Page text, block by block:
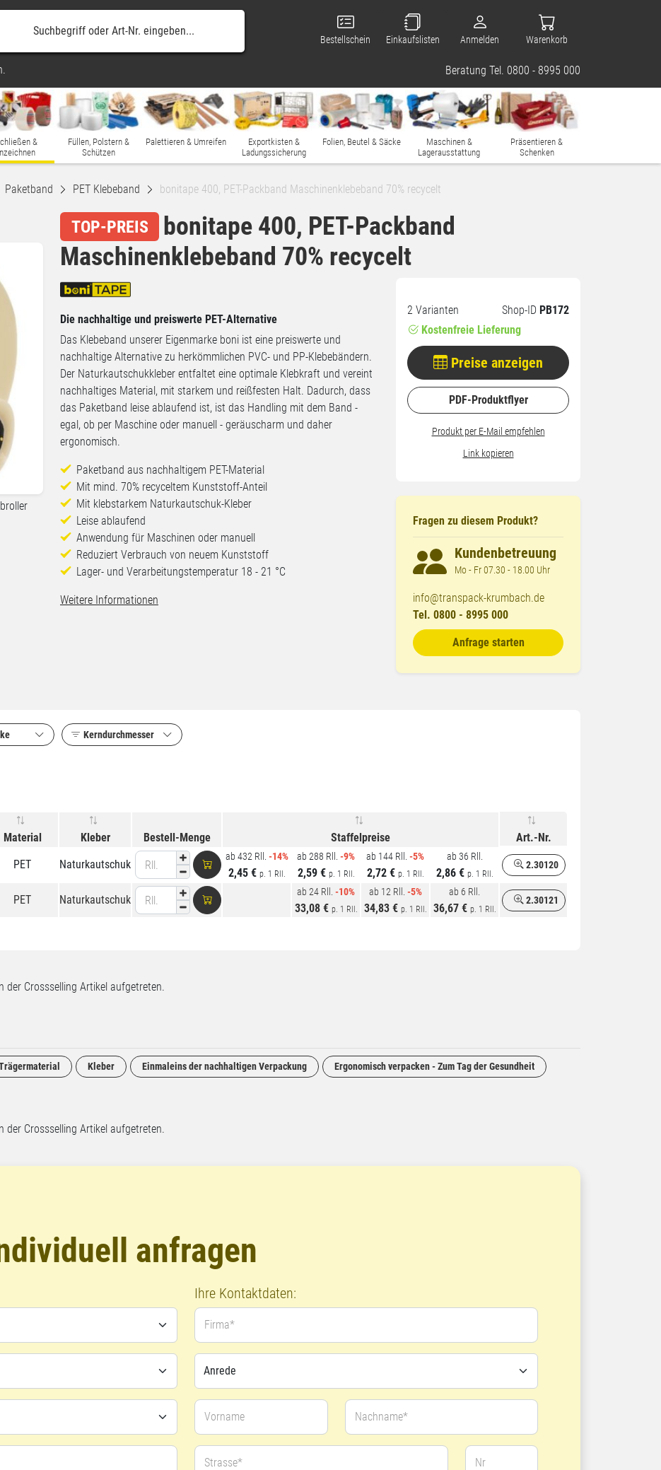
Bestellschein Einkaufslisten Anmelden Warenkorb
Beratung Tel. 0800 - 8995 000
&
Füllen, Polstern &
Schützen
Palettieren & Umreifen
Exportkisten &
Ladungssicherung
Folien, Beutel & Säcke
Maschinen &
Lagerausstattung
Präsentieren &
Schenken
Paketband PET Klebeband bonitape 400, PET-Packband Maschinenklebeband 70% recycelt
TOP-PREIS
bonitape 400, PET-Packband
Maschinenklebeband 70% recycelt
2 Varianten Shop-ID PB172
Kostenfreie Lieferung
Preise anzeigen
PDF-Produktflyer
Produkt per E-Mail empfehlen
Link kopieren
Fragen zu diesem Produkt?
Kundenbetreuung
Mo - Fr 07.30 - 18.00 Uhr
info@transpack-krumbach.de
Tel. 0800 - 8995 000
Anfrage starten
Die nachhaltige und preiswerte PET-Alternative
Das Klebeband unserer Eigenmarke boni ist eine preiswerte und
nachhaltige Alternative zu herkömmlichen PVC- und PP-Klebebändern.
Der Naturkautschukkleber entfaltet eine optimale Klebkraft und vereint
nachhaltiges Material, mit starkem und reißfesten Halt. Dadurch, dass
das Paketband leise ablaufend ist, ist das Handling mit dem Band -
egal, ob per Maschine oder manuell - geräuscharm und daher
ergonomisch.
Paketband aus nachhaltigem PET-Material
Mit mind. 70% recyceltem Kunststoff-Anteil
Mit klebstarkem Naturkautschuk-Kleber
Leise ablaufend
Anwendung für Maschinen oder manuell
Reduziert Verbrauch von neuem Kunststoff
Lager- und Verarbeitungstemperatur 18 - 21 °C
Weitere Informationen
Kerndurchmesser
Material Kleber Bestell-Menge Staffelpreise
Art.-Nr.
PET Naturkautschuk Rll.
ab 432 Rll. -14%
2,45 € p. 1 Rll.
ab 288 Rll. -9%
2,59 € p. 1 Rll.
ab 144 Rll. -5%
2,72 € p. 1 Rll.
ab 36 Rll.
2,86 € p. 1 Rll.
2.30120
PET Naturkautschuk Rll.
ab 24 Rll. -10%
33,08 € p. 1 Rll.
ab 12 Rll. -5%
34,83 € p. 1 Rll.
ab 6 Rll.
36,67 € p. 1 Rll.
2.30121
der Crossselling Artikel aufgetreten.
Kleber Einmaleins der nachhaltigen Verpackung Ergonomisch verpacken - Zum Tag der Gesundheit
der Crossselling Artikel aufgetreten.
anfragen
Ihre Kontaktdaten:
Firma*
Vorname Nachname*
Strasse* Nr